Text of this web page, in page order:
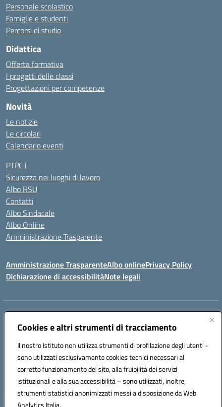
Cookies e altri strumenti di tracciamento
Il nostro Istituto non utilizza strumenti di profilazione degli utenti -
sono utilizzati esclusivamente cookies tecnici necessari al
corretto funzionamento del sito, alla fruibilità dei servizi
istituzionali e alla sua accessibilità – sono utilizzati, inoltre,
strumenti statistici anonimizzati messi a disposizione da Web
Analytics Italia.
Personale scolastico
Famiglie e studenti
Percorsi di studio
Didattica
Offerta formativa
I progetti delle classi
Progettazioni per competenze
Novità
Le notizie
Le circolari
Calendario eventi
PTPCT
Sicurezza nei luoghi di lavoro
Albo RSU
Contatti
Albo Sindacale
Albo Online
Amministrazione Trasparente
Amministrazione TrasparenteAlbo onlinePrivacy Policy
Dichiarazione di accessibilitàNote legali
Centralino:
Posta elettronica certificata (PEC):tpis02200a@pec.istruzione.it
Codice fiscale: 93066580817
Codice meccanografico:TPIS02200A
VIA CESARÒ, 36 - 91016 ERICE - CASA SANTA (TP)
Telefono: 0923569559